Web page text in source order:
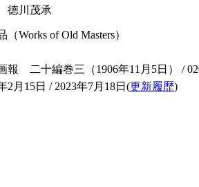
川茂承
（Works of Old Masters）
報 二十編巻三（1906年11月5日） /
2月15日 / 2023年7月18日(更新履歴)